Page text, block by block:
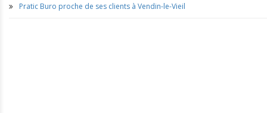
Pratic Buro proche de ses clients à Vendin-le-Vieil